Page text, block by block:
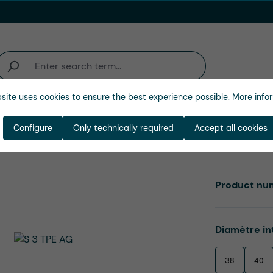
Entreprise
Select
Diamètre
38 40
Product
uses cookies to ensure the best experience possible. More
Only technically required
Configure Accept all cookies